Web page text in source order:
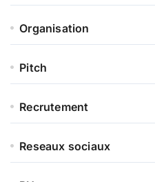
Organisation
Pitch
Recrutement
Reseaux sociaux